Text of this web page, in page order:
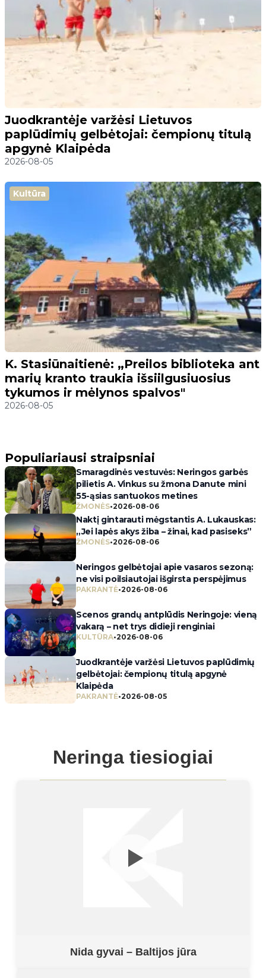
Juodkrantėje varžėsi Lietuvos
paplūdimių gelbėtojai: čempionų titulą
apgynė Klaipėda
2026-08-05
Kultūra
K. Stasiūnaitienė: „Preilos biblioteka ant
marių kranto traukia išsiilgusiuosius
tykumos ir mėlynos spalvos"
2026-08-05
Populiariausi straipsniai
Smaragdinės vestuvės: Neringos garbės
pilietis A. Vinkus su žmona Danute mini
55-ąsias santuokos metines
ŽMONĖS•2026-08-06
Naktį gintarauti mėgstantis A. Lukauskas:
„Jei lapės akys žiba – žinai, kad pasiseks”
ŽMONĖS•2026-08-06
Neringos gelbėtojai apie vasaros sezoną:
ne visi poilsiautojai išgirsta perspėjimus
PAKRANTĖ•2026-08-06
Scenos grandų antplūdis Neringoje: vieną
vakarą – net trys didieji renginiai
KULTŪRA•2026-08-06
Juodkrantėje varžėsi Lietuvos paplūdimių
gelbėtojai: čempionų titulą apgynė
Klaipėda
PAKRANTĖ•2026-08-05
Neringa tiesiogiai
Nida gyvai – Baltijos jūra